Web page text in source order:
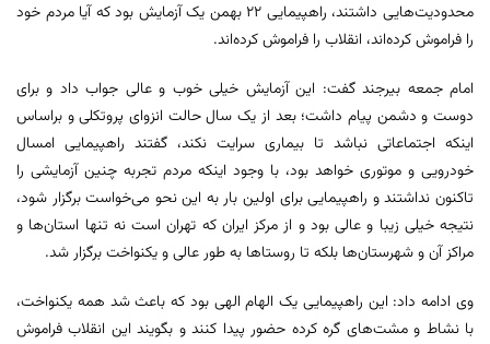
محدودیت‌هایی داشتند، راهپیمایی ۲۲ بهمن یک آزمایش بود که آیا مردم خود
را فراموش کرده‌اند، انقلاب را فراموش کرده‌اند.
امام جمعه بیرجند گفت: این آزمایش خیلی خوب و عالی جواب داد و برای
دوست و دشمن پیام داشت؛ بعد از یک سال حالت انزوای پروتکلی و براساس
اینکه اجتماعاتی نباشد تا بیماری سرایت نکند، گفتند راهپیمایی امسال
خودرویی و موتوری خواهد بود، با وجود اینکه مردم تجربه چنین آزمایشی را
تاکنون نداشتند و راهپیمایی برای اولین بار به این نحو می‌خواست برگزار شود،
نتیجه خیلی زیبا و عالی بود و از مرکز ایران که تهران است نه تنها استان‌ها و
مراکز آن و شهرستان‌ها بلکه تا روستاها به طور عالی و یکنواخت برگزار شد.
وی ادامه داد: این راهپیمایی یک الهام الهی بود که باعث شد همه یکنواخت،
با نشاط و مشت‌های گره کرده حضور پیدا کنند و بگویند این انقلاب فراموش